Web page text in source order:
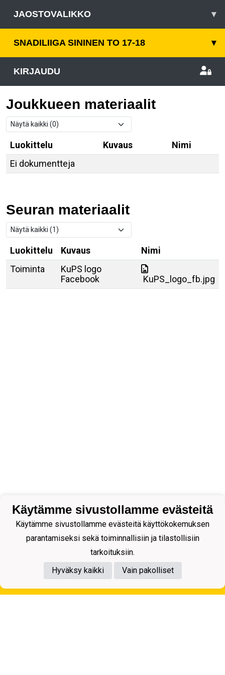
JAOSTOVALIKKO ▾
SNADILIIGA SININEN TO 17-18 ▾
KIRJAUDU
Joukkueen materiaalit
Luokittelu Kuvaus
Nimi
Ei dokumentteja
Seuran materiaalit
Luokittelu Kuvaus
Nimi
Toiminta
KuPS logo
Facebook
KuPS_logo_fb.jpg
Tietosuojaseloste
Käytämme sivustollamme evästeitä
Käytämme sivustollamme evästeitä käyttökokemuksen
parantamiseksi sekä toiminnallisiin ja tilastollisiin
tarkoituksiin.
Hyväksy kaikki
Vain pakolliset